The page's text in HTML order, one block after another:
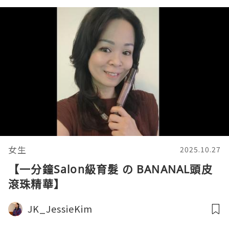
女生 2025.10.27
【一分鐘Salon級育髮 の BANANAL頭皮
滾珠精華】
JK_JessieKim